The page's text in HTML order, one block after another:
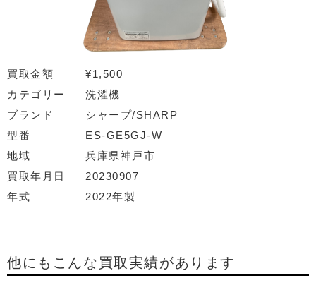
買取金額
¥1,500
カテゴリー
洗濯機
ブランド
シャープ/SHARP
型番
ES-GE5GJ-W
地域
兵庫県神戸市
買取年月日
20230907
年式
2022年製
他にもこんな買取実績があります